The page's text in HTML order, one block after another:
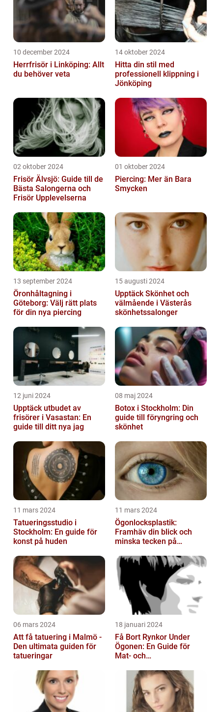
10 december 2024
Herrfrisör i Linköping: Allt
du behöver veta
14 oktober 2024
Hitta din stil med
professionell klippning i
Jönköping
02 oktober 2024
Frisör Älvsjö: Guide till de
Bästa Salongerna och
Frisör Upplevelserna
01 oktober 2024
Piercing: Mer än Bara
Smycken
13 september 2024
Öronhåltagning i
Göteborg: Välj rätt plats
för din nya piercing
15 augusti 2024
Upptäck Skönhet och
välmående i Västerås
skönhetssalonger
12 juni 2024
Upptäck utbudet av
frisörer i Vasastan: En
guide till ditt nya jag
08 maj 2024
Botox i Stockholm: Din
guide till föryngring och
skönhet
11 mars 2024
Tatueringsstudio i
Stockholm: En guide för
konst på huden
11 mars 2024
Ögonlocksplastik:
Framhäv din blick och
minska tecken på
06 mars 2024
Att få tatuering i Malmö -
Den ultimata guiden för
tatueringar
18 januari 2024
Få Bort Rynkor Under
Ögonen: En Guide för
Mat- och